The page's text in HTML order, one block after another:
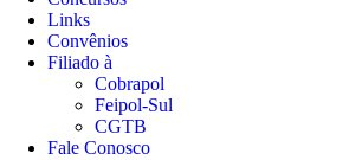
Links
Convênios
Filiado à
Cobrapol
Feipol-Sul
CGTB
Fale Conosco